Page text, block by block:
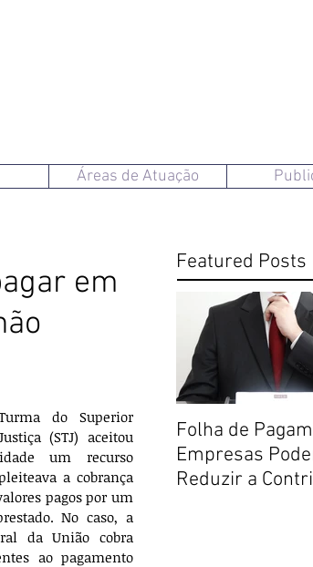
Áreas de Atuação
em
do Superior
(STJ) aceitou
um recurso
a cobrança
pagos por um
No caso, a
da União cobra
ao pagamento
Featured Posts
Folha de
Empresas
Reduzir a